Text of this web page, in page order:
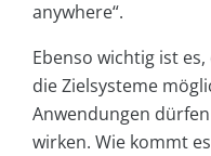
anywhere“.
Ebenso wichtig ist
die Zielsysteme
Anwendungen
wirken. Wie kommt